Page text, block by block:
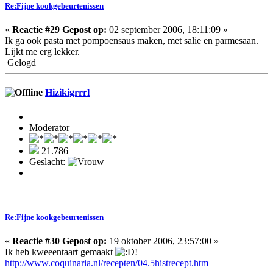
Re:Fijne kookgebeurtenissen
« Reactie #29 Gepost op: 02 september 2006, 18:11:09 »
Ik ga ook pasta met pompoensaus maken, met salie en parmesaan.
Lijkt me erg lekker.
Gelogd
Hizikigrrrl
Moderator
21.786
Geslacht:
Re:Fijne kookgebeurtenissen
« Reactie #30 Gepost op: 19 oktober 2006, 23:57:00 »
Ik heb kweeentaart gemaakt
!
http://www.coquinaria.nl/recepten/04.5histrecept.htm